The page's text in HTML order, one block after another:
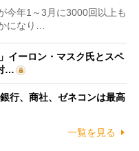
今年1～3月に3000回以上も
になり…
イーロン・マスク氏とスペ
…
行、商社、ゼネコンは最高
一覧を見る